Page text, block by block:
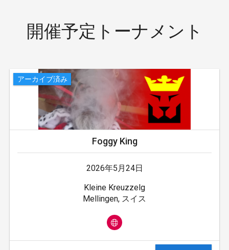
開催予定トーナメント
アーカイブ済み
Foggy King
2026年5月24日
Kleine Kreuzzelg
Mellingen, スイス